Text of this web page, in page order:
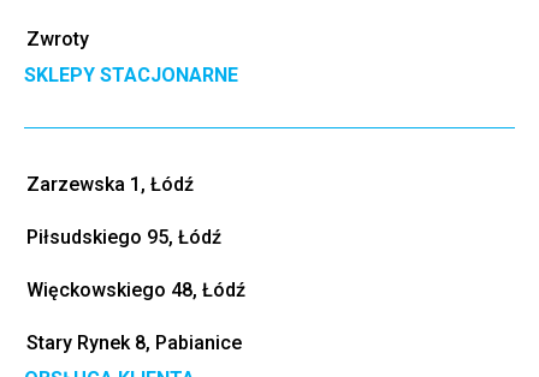
Zwroty
SKLEPY STACJONARNE
Zarzewska 1, Łódź
Piłsudskiego 95, Łódź
Więckowskiego 48, Łódź
Stary Rynek 8, Pabianice